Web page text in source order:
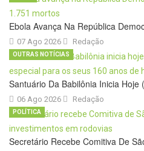
Ebola Avança Na República
07 Ago 2026 Redação
Santuário Da Babilônia Inicia
06 Ago 2026
OUTRAS NOTÍCIAS
Redação
Secretário Recebe Comitiva De
POLÍTICA